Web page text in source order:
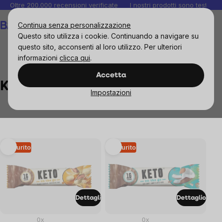
Continua senza personalizzazione
Questo sito utilizza i cookie. Continuando a navigare su
questo sito, acconsenti al loro utilizzo. Per ulteriori
informazioni clicca qui.
Accetta
Impostazioni
Salta
contenuto
Oltre 200.000 recensioni verificate I nostri prodotti sono testati
KETO
List
of
products
Esaurito
0x
Dettagli
Esaurito
0x
Dettaglio